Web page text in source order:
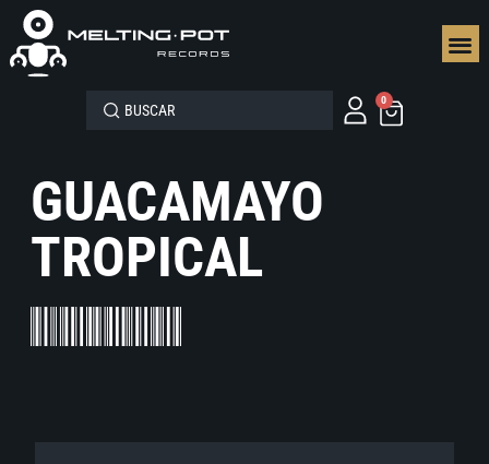
0
GUACAMAYO
TROPICAL